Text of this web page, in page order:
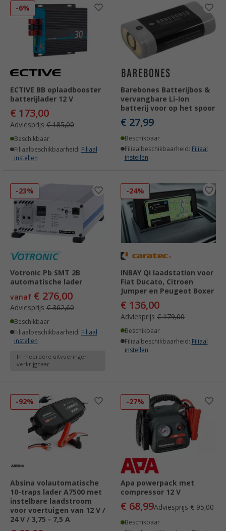
-6%
ECTIVE BB oplaadbooster
batterijlader 12 V
€ 173,00
Adviesprijs € 185,00
Beschikbaar
Filiaalbeschikbaarheid: Filiaal
instellen
Barebones Batterijbos &
vervangbare Li-Ion
batterij voor op het spoor
€ 27,99
Beschikbaar
Filiaalbeschikbaarheid: Filiaal
instellen
-23%
Votronic Pb SMT 2B
automatische lader
vanaf € 276,00
Adviesprijs € 362,60
Beschikbaar
Filiaalbeschikbaarheid: Filiaal
instellen
In meerdere uitvoeringen
verkrijgbaar
-24%
INBAY Qi laadstation voor
Fiat Ducato, Citroen
Jumper en Peugeot Boxer
€ 136,00
Adviesprijs € 179,00
Beschikbaar
Filiaalbeschikbaarheid: Filiaal
instellen
-92%
Absina volautomatische
10-traps lader A7500 met
instelbare laadstroom
voor voertuigen van 12 V /
24 V / 3,75 - 7,5 A
-27%
Apa powerpack met
compressor 12 V
€ 68,99Adviesprijs € 95,00
Beschikbaar